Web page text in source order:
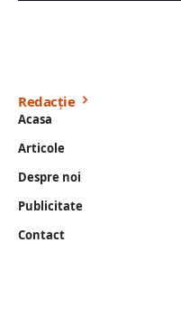
Redacție
Acasa
Articole
Despre noi
Publicitate
Contact